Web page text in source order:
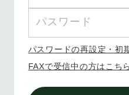
パスワードの再設定・初
FAXで受信中の方はこちら